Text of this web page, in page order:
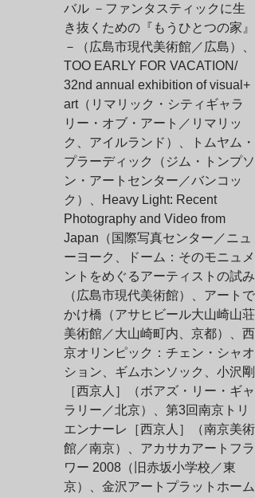
バル －ファンタスティックに生
き抜くための『もうひとつの家』
－（広島市現代美術館／広島）、
TOO EARLY FOR VACATION/
32nd annual exhibition of visual+
art（リマリック・シティギャラ
リー・オブ・アート／リマリッ
ク、アイルランド）、トムヤム・
プラーディック（ジム・トンプソ
ン・アートセンター／バンコッ
ク）、Heavy Light: Recent
Photography and Video from
Japan（国際写真センター／ニュ
ーヨーク、ドーム：そのモニュメ
ントをめぐるアーティストの試み
（広島市現代美術館）、アートで
かけ橋（アサヒビール大山崎山荘
美術館／大山崎町内、京都）、西
京オリンピック：チェン・シャオ
ション、ギムホンソック、小沢剛
［西京人］（ボアズ・リー・ギャ
ラリー／北京）、第3回南京トリ
エンナーレ［西京人］（南京美術
館／南京）、アカサカアートフラ
ワー 2008（旧赤坂小学校／東
京）、金沢アートプラットホーム